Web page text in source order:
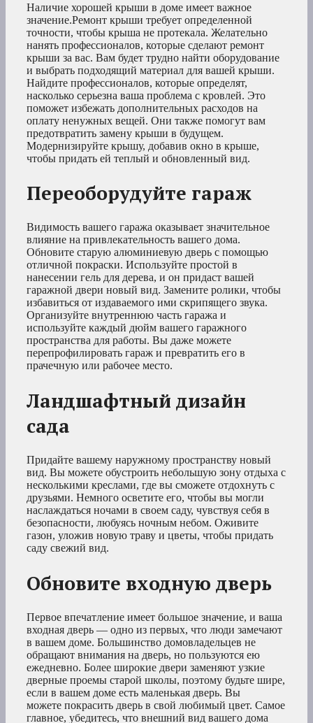
Наличие хорошей крыши в доме имеет важное
значение.Ремонт крыши требует определенной
точности, чтобы крыша не протекала. Желательно
нанять профессионалов, которые сделают ремонт
крыши за вас. Вам будет трудно найти оборудование
и выбрать подходящий материал для вашей крыши.
Найдите профессионалов, которые определят,
насколько серьезна ваша проблема с кровлей. Это
поможет избежать дополнительных расходов на
оплату ненужных вещей. Они также помогут вам
предотвратить замену крыши в будущем.
Модернизируйте крышу, добавив окно в крыше,
чтобы придать ей теплый и обновленный вид.
Переоборудуйте гараж
Видимость вашего гаража оказывает значительное
влияние на привлекательность вашего дома.
Обновите старую алюминиевую дверь с помощью
отличной покраски. Используйте простой в
нанесении гель для дерева, и он придаст вашей
гаражной двери новый вид. Замените ролики, чтобы
избавиться от издаваемого ими скрипящего звука.
Организуйте внутреннюю часть гаража и
используйте каждый дюйм вашего гаражного
пространства для работы. Вы даже можете
перепрофилировать гараж и превратить его в
прачечную или рабочее место.
Ландшафтный дизайн
сада
Придайте вашему наружному пространству новый
вид. Вы можете обустроить небольшую зону отдыха с
несколькими креслами, где вы сможете отдохнуть с
друзьями. Немного осветите его, чтобы вы могли
наслаждаться ночами в своем саду, чувствуя себя в
безопасности, любуясь ночным небом. Оживите
газон, уложив новую траву и цветы, чтобы придать
саду свежий вид.
Обновите входную дверь
Первое впечатление имеет большое значение, и ваша
входная дверь — одно из первых, что люди замечают
в вашем доме. Большинство домовладельцев не
обращают внимания на дверь, но пользуются ею
ежедневно. Более широкие двери заменяют узкие
дверные проемы старой школы, поэтому будьте шире,
если в вашем доме есть маленькая дверь. Вы
можете покрасить дверь в свой любимый цвет. Самое
главное, убедитесь, что внешний вид вашего дома